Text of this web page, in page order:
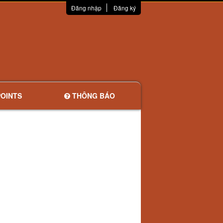
Đăng nhập Đăng ký
THÔNG BÁO